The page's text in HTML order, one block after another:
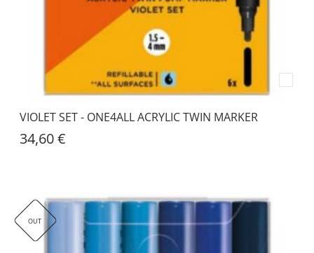
VIOLET SET - ONE4ALL ACRYLIC TWIN MARKER
34,60 €
OUT